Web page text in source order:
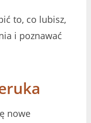
to, co lubisz,
i poznawać
nowe